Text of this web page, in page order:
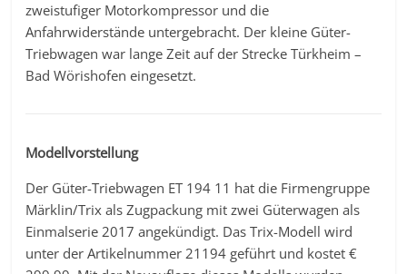
zweistufiger Motorkompressor und die
Anfahrwiderstände untergebracht. Der kleine Güter-
Triebwagen war lange Zeit auf der Strecke Türkheim –
Bad Wörishofen eingesetzt.
Modellvorstellung
Der Güter-Triebwagen ET 194 11 hat die Firmengruppe
Märklin/Trix als Zugpackung mit zwei Güterwagen als
Einmalserie 2017 angekündigt. Das Trix-Modell wird
unter der Artikelnummer 21194 geführt und kostet €